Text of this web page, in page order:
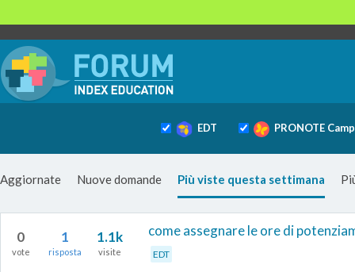
EDT PRONOTE
Aggiornate Nuove domande Più viste questa settimana
0
vote
1
risposta
1.1k
visite
come assegnare le ore di
EDT